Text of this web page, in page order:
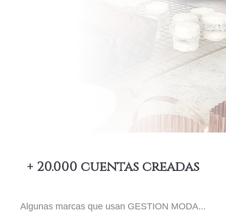
+ 20.000 cuentas creadas
Algunas marcas que usan GESTION MODA...